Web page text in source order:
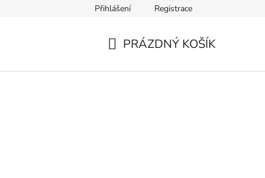
Přihlášení Registrace
PRÁZDNÝ KOŠÍK